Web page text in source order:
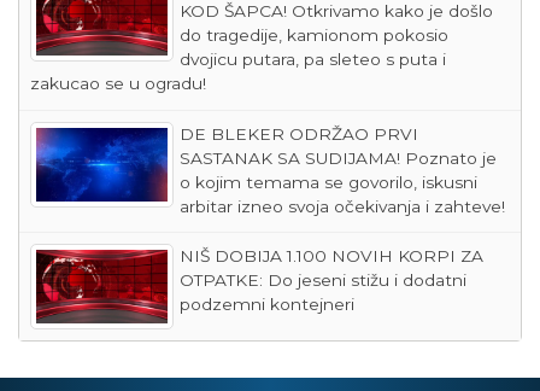
KOD ŠAPCA! Otkrivamo kako je došlo
do tragedije, kamionom pokosio
dvojicu putara, pa sleteo s puta i
zakucao se u ogradu!
DE BLEKER ODRŽAO PRVI
SASTANAK SA SUDIJAMA! Poznato je
o kojim temama se govorilo, iskusni
arbitar izneo svoja očekivanja i zahteve!
NIŠ DOBIJA 1.100 NOVIH KORPI ZA
OTPATKE: Do jeseni stižu i dodatni
podzemni kontejneri